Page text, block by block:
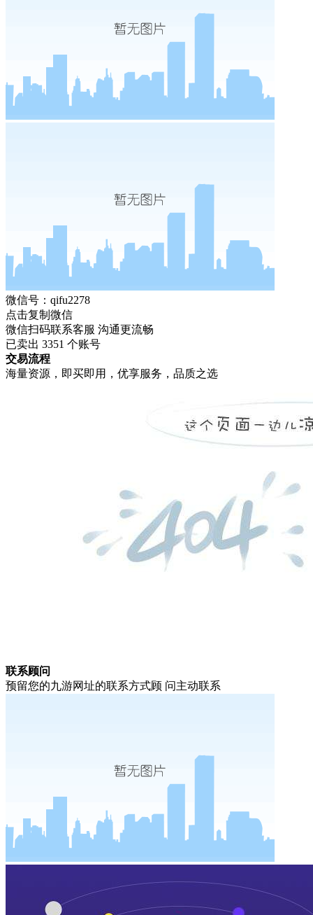
微信号：qifu2278
点击复制微信
微信扫码联系客服 沟通更流畅
已卖出 3351 个账号
交易流程
海量资源，即买即用，优享服务，品质之选
联系顾问
预留您的九游网址的联系方式顾 问主动联系